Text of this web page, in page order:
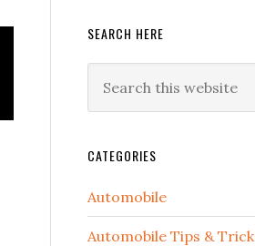
Primary
Sidebar
SEARCH HERE
this
CATEGORIES
Automobile
Automobile Tips & Trick